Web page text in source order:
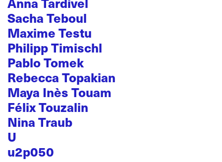
Sacha Teboul
Maxime Testu
Philipp Timischl
Pablo Tomek
Rebecca Topakian
Maya Inès Touam
Félix Touzalin
Nina Traub
U
u2p050